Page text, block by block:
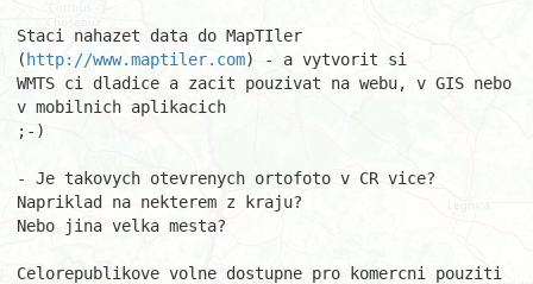
Staci nahazet data do MapTIler
( http://www.maptiler.com) - a vytvorit si
WMTS ci dladice a zacit pouzivat na webu, v GIS nebo
v mobilnich aplikacich
;-)
- Je takovych otevrenych ortofoto v CR vice?
Napriklad na nekterem z kraju?
Nebo jina velka mesta?
Celorepublikove volne dostupne pro komercni pouziti